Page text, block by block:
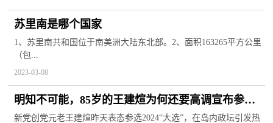
苏里南是哪个国家
1、苏里南共和国位于南美洲大陆东北部。2、面积163265平方公里
（包...
2023-03-08
明知不可能，85岁的王建煊为何还要高调宣布参加
2024“大选”
新党创党元老王建煊昨天表态参选2024“大选”，在岛内政坛引发热